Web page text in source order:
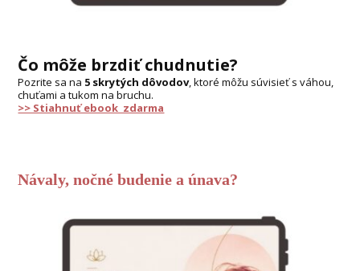
Čo môže brzdiť chudnutie?
Pozrite sa na 5 skrytých dôvodov, ktoré môžu súvisieť s váhou,
chuťami a tukom na bruchu.
>> Stiahnuť ebook zdarma
Návaly, nočné budenie a únava?